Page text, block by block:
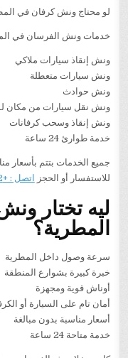
لو محتاج ونش كرفان في
خدمات ونش الفرسان في
ونش إنقاذ سيارات ملاكي
ونش سيارات متعطلة
ونش حوادث
ونش نقل سيارات من مكان
ونش إنقاذ وسحب كرفانات
خدمة طوارئ 24 ساعة
جميع الخدمات بتتم بأسعار
للاستفسار أو الحجز اتصل : +201282505052
ليه تختار
المطرية؟
سرعة وصول داخل المطرية
خبرة كبيرة بشوارع المنطقة
أوناش قوية ومجهزة
أمان تام على السيارة أو
أسعار مناسبة بدون مبالغة
خدمة متاحة 24 ساعة